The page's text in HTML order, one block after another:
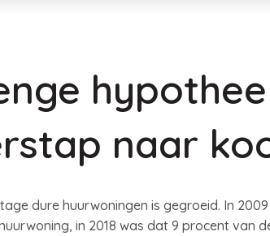
naar
dure huurwoningen is gegroeid. In
in 2018 was dat 9 procent van